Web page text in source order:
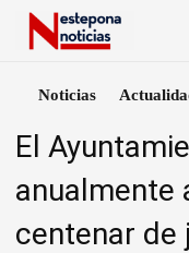
Noticias
El
anualmente
centenar de